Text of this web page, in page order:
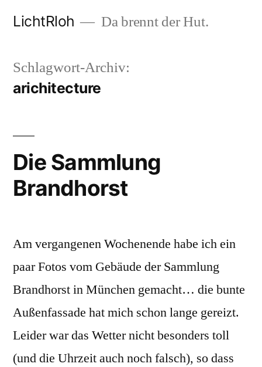
LichtRloh Da brennt der Hut.
Schlagwort-Archiv:
arichitecture
Die Sammlung
Brandhorst
Am vergangenen Wochenende habe ich ein
paar Fotos vom Gebäude der Sammlung
Brandhorst in München gemacht… die bunte
Außenfassade hat mich schon lange gereizt.
Leider war das Wetter nicht besonders toll
(und die Uhrzeit auch noch falsch), so dass